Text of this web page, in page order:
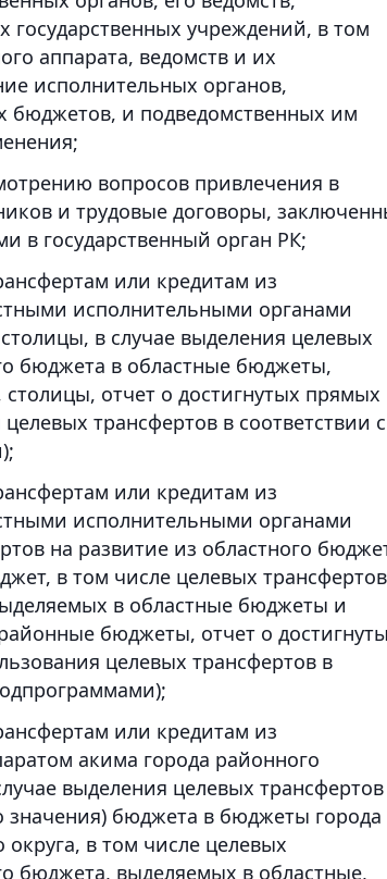
государственных учреждений, в том
аппарата, ведомств и их
исполнительных органов,
бюджетов, и подведомственных им
вопросов привлечения в
и трудовые договоры,
в государственный орган РК;
или кредитам из
исполнительными органами
в случае выделения целевых
бюджета в областные бюджеты,
отчет о достигнутых прямых
трансфертов в соответствии с
или кредитам из
исполнительными органами
на развитие из областного
в том числе целевых трансфертов
в областные бюджеты и
бюджеты, отчет о
целевых трансфертов в
или кредитам из
акима города районного
выделения целевых трансфертов
значения) бюджета в бюджеты города
округа, в том числе целевых
бюджета, выделяемых в областные,